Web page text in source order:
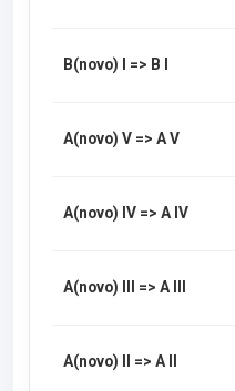
B(novo) I => B I
A(novo) V => A V
A(novo) IV => A IV
A(novo) III => A III
A(novo) II => A II